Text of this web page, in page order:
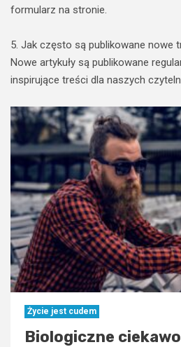
formularz na stronie.
5. Jak często są publikowane nowe
Nowe artykuły są publikowane
inspirujące treści dla naszych
Życie jest cudem
Biologiczne